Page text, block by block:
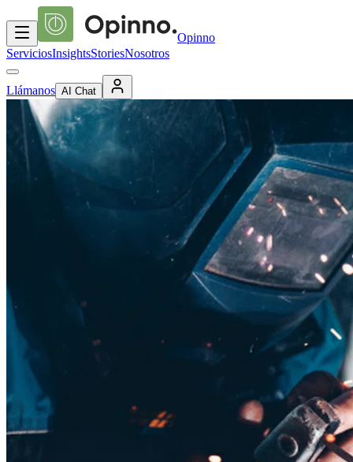
Opinno
ServiciosInsightsStoriesNosotros
Llámanos AI Chat